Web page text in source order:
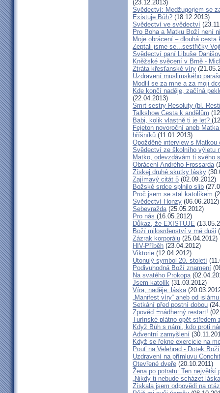
(23.12.2013)
Svědectví: Medžugorjem se
Existuje Bůh? (18.12.2013)
Svědectví ve svědectví
Pro Boha a Matku Boží není
Moje obrácení – dlouhá cesta
Zeptali jsme se...sestřičky
Svědectví paní Libuše
Kněžské svěcení v Brně -
Ztráta křesťanské víry
Uzdravení muslimského
Modlil se za mne a za moji
Kde končí naděje, začíná
(22.04.2013)
Smrt sestry Resoluty (bl.
Talkshow Cesta k andělům
Babi, kolik vlastně ti je let?
Fejeton novoroční aneb
hříšníků (11.01.2013)
Opožděné interview s
Svědectví ze školního výletu
Matko, odevzdávám ti svého
Obrácení Andrého Frossarda
Získej druhé skutky lásky
Zajímavý citát 5 (02.09.2012)
Božské srdce splnilo slib
Proč jsem se stal katolíkem
Svědectví Honzy (06.06.2012)
Sebevražda(25.05.2012)
Pro nás (16.05.2012)
Důkaz, že EXISTUJE
Boží milosrdenství v mé duši
Zázrak korporálu (25.04.2012)
HIV-Příběh (23.04.2012)
Viktorie (12.04.2012)
Utonulý symbol 20. století
Podivuhodná Boží znamení
Na svatého Prokopa
Jsem katolík (31.03.2012)
Víra, naděje, láska
„Manifest víry“ aneb od
Setkání před postní dobou
Zpověď =nádherný restart!
Turínské plátno opět středem
Když Bůh s námi, kdo proti
Adventní zamyšlení
Když se řekne exercicie na
Pouť na Velehrad - Dotek
Uzdravení na přímluvu
Otevřené dveře (20.10.2011)
Žena po potratu: Ten největší
„Nikdy ti nebude scházet
Získala jsem odpovědi na